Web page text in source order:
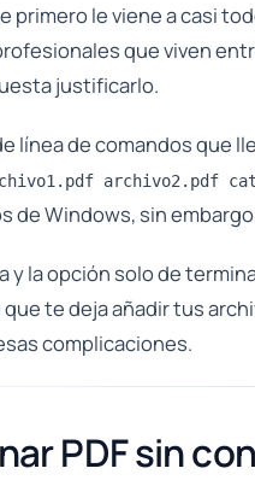
primero le viene a casi
que viven
justificarlo.
línea de comandos que
archivo2.pdf
de Windows, sin
la opción solo de
te deja añadir tus
complicaciones.
PDF sin